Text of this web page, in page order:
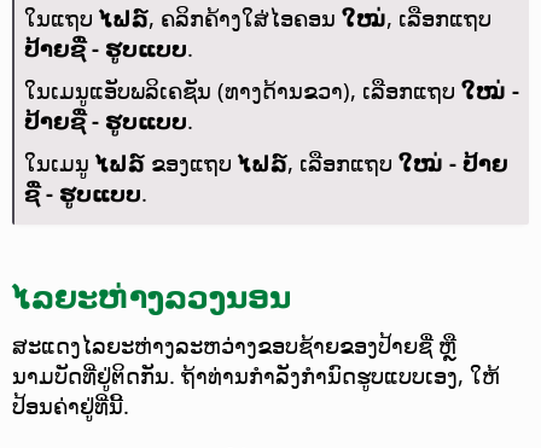
ໃນແຖບ ໄຟລ໌, ຄລິກຄ້າງໃສ່ໄອຄອນ ໃໝ່, ເລືອກແຖບ
ປ້າຍຊື່ - ຮູບແບບ.
ໃນເມນູແອັບພລິເຄຊັນ (ທາງດ້ານຂວາ), ເລືອກແຖບ ໃໝ່ -
ປ້າຍຊື່ - ຮູບແບບ.
ໃນເມນູ ໄຟລ໌ຂອງແຖບ ໄຟລ໌, ເລືອກແຖບ ໃໝ່ - ປ້າຍ
ຊື່ - ຮູບແບບ.
ໄລຍະຫ່າງລວງນອນ
ສະແດງໄລຍະຫ່າງລະຫວ່າງຂອບຊ້າຍຂອງປ້າຍຊື່ ຫຼື
ນາມບັດທີ່ຢູ່ຕິດກັນ. ຖ້າທ່ານກຳລັງກຳນົດຮູບແບບເອງ, ໃຫ້
ປ້ອນຄ່າຢູ່ທີ່ນີ້.